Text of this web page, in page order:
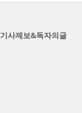
기사제보&독자의글